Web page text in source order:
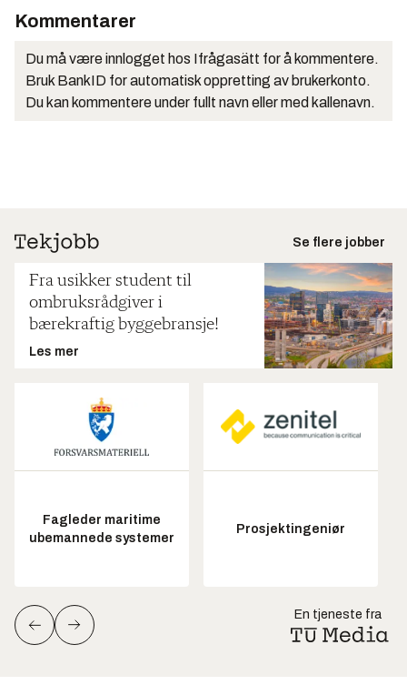
Kommentarer
Du må være innlogget hos Ifrågasätt for å kommentere.
Bruk BankID for automatisk oppretting av brukerkonto.
Du kan kommentere under fullt navn eller med kallenavn.
Se flere jobber
Fra usikker student til
ombruksrådgiver i
bærekraftig byggebransje!
Les mer
Fagleder maritime
ubemannede systemer
Prosjektingeniør
En tjeneste fra